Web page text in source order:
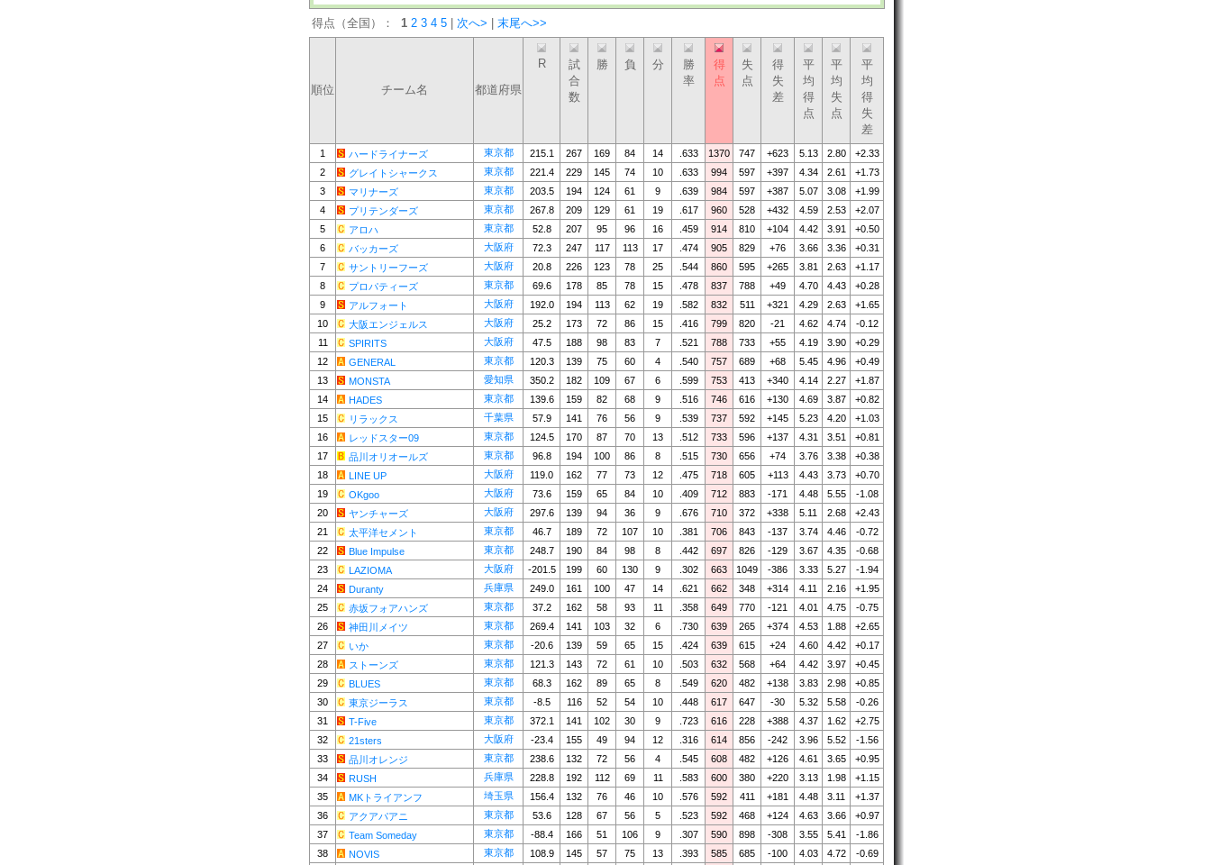
得点（全国）： 1 2 3 4 5 次へ> 末尾へ>>
順位 チーム名 都道府県
R
試
合
数
勝 負 分
勝
率
得
点
失
点
得
失
差
平
均
得
点
平
均
失
点
平
均
得
失
差
1 ハードライナーズ 東京都 215.1 267 169 84 14 .633 1370 747 +623 5.13 2.80
+2.33
2
グレイトシャークス 東京都 221.4 229 145 74 10 .633 994 597 +397 4.34 2.61
+1.73
3
マリナーズ 東京都 203.5 194 124 61 9 .639 984 597 +387 5.07 3.08
+1.99
4
プリテンダーズ 東京都 267.8 209 129 61 19 .617 960 528 +432 4.59 2.53
+2.07
5
アロハ 東京都 52.8 207 95 96 16 .459 914 810 +104 4.42 3.91
+0.50
6
バッカーズ 大阪府 72.3 247 117 113 17 .474 905 829 +76 3.66 3.36
+0.31
7
サントリーフーズ 大阪府 20.8 226 123 78 25 .544 860 595 +265 3.81 2.63
+1.17
8
プロパティーズ 東京都 69.6 178 85 78 15 .478 837 788 +49 4.70 4.43
+0.28
9
アルフォート 大阪府 192.0 194 113 62 19 .582 832 511 +321 4.29 2.63
+1.65
10
大阪エンジェルス 大阪府 25.2 173 72 86 15 .416 799 820 -21 4.62 4.74
-0.12
11
SPIRITS 大阪府 47.5 188 98 83 7 .521 788 733 +55 4.19 3.90
+0.29
12
GENERAL 東京都 120.3 139 75 60 4 .540 757 689 +68 5.45 4.96
+0.49
13
MONSTA 愛知県 350.2 182 109 67 6 .599 753 413 +340 4.14 2.27
+1.87
14
HADES 東京都 139.6 159 82 68 9 .516 746 616 +130 4.69 3.87
+0.82
15
リラックス 千葉県 57.9 141 76 56 9 .539 737 592 +145 5.23 4.20
+1.03
16
レッドスター09 東京都 124.5 170 87 70 13 .512 733 596 +137 4.31 3.51
+0.81
17
品川オリオールズ 東京都 96.8 194 100 86 8 .515 730 656 +74 3.76 3.38
+0.38
18
LINE UP 大阪府 119.0 162 77 73 12 .475 718 605 +113 4.43 3.73
+0.70
19
OKgoo 大阪府 73.6 159 65 84 10 .409 712 883 -171 4.48 5.55
-1.08
20
ヤンチャーズ 大阪府 297.6 139 94 36 9 .676 710 372 +338 5.11 2.68
+2.43
21
太平洋セメント 東京都 46.7 189 72 107 10 .381 706 843 -137 3.74 4.46
-0.72
22
Blue Impulse 東京都 248.7 190 84 98 8 .442 697 826 -129 3.67 4.35
-0.68
23
LAZIOMA 大阪府 -201.5 199 60 130 9 .302 663 1049 -386 3.33 5.27
-1.94
24
Duranty 兵庫県 249.0 161 100 47 14 .621 662 348 +314 4.11 2.16
+1.95
25
赤坂フォアハンズ 東京都 37.2 162 58 93 11 .358 649 770 -121 4.01 4.75
-0.75
26
神田川メイツ 東京都 269.4 141 103 32 6 .730 639 265 +374 4.53 1.88
+2.65
27
いか 東京都 -20.6 139 59 65 15 .424 639 615 +24 4.60 4.42
+0.17
28
ストーンズ 東京都 121.3 143 72 61 10 .503 632 568 +64 4.42 3.97
+0.45
29
BLUES 東京都 68.3 162 89 65 8 .549 620 482 +138 3.83 2.98
+0.85
30
東京ジーラス 東京都 -8.5 116 52 54 10 .448 617 647 -30 5.32 5.58
-0.26
31
T-Five 東京都 372.1 141 102 30 9 .723 616 228 +388 4.37 1.62
+2.75
32
21sters 大阪府 -23.4 155 49 94 12 .316 614 856 -242 3.96 5.52
-1.56
33
品川オレンジ 東京都 238.6 132 72 56 4 .545 608 482 +126 4.61 3.65
+0.95
34
RUSH 兵庫県 228.8 192 112 69 11 .583 600 380 +220 3.13 1.98
+1.15
35
MKトライアンフ 埼玉県 156.4 132 76 46 10 .576 592 411 +181 4.48 3.11
+1.37
36
アクアパアニ 東京都 53.6 128 67 56 5 .523 592 468 +124 4.63 3.66
+0.97
37
Team Someday 東京都 -88.4 166 51 106 9 .307 590 898 -308 3.55 5.41
-1.86
38
NOVIS 東京都 108.9 145 57 75 13 .393 585 685 -100 4.03 4.72
-0.69